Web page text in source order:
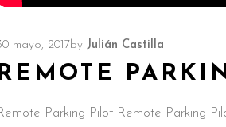
mayo, 2017 by Julián Castilla
Parking Pilot Remote Parking